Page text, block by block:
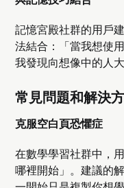
記憶宮殿社群的用戶
法結合：「當我想使
我發現向想像中的人
常見問題和解決
克服空白頁恐懼症
在數學學習社群中，
哪裡開始」。建議的